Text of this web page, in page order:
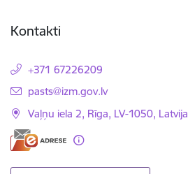
Kontakti
+371 67226209
E-pasts:
pasts@izm.gov.lv
Vaļņu iela 2, Rīga, LV-1050, Latvija